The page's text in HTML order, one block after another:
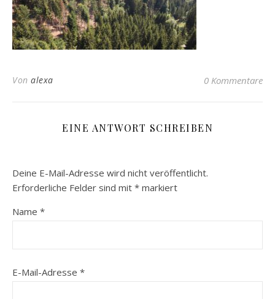
Von alexa 0 Kommentare
EINE ANTWORT SCHREIBEN
Deine E-Mail-Adresse wird nicht veröffentlicht.
Erforderliche Felder sind mit * markiert
Name *
E-Mail-Adresse *